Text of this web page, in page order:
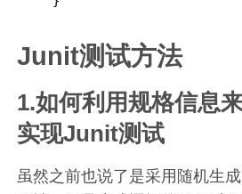
Junit测试方法
1.如何利用规格信息
实现Junit测试
虽然之前也说了是采用随机生